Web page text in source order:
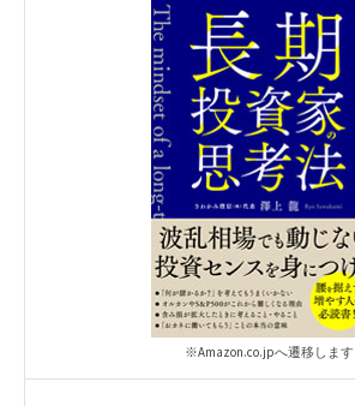
※Amazon.co.jpへ遷移します